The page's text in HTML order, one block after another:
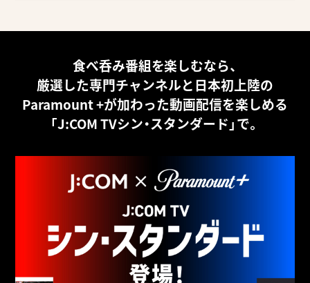
食べ呑み番組を楽しむなら、
厳選した専門チャンネルと 日本初上陸の
Paramount +が加わった動画配信を楽しめる
「J:COM TVシン・スタンダード」で。